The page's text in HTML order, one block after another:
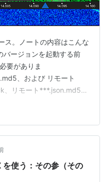
ス。ノートの内容はこんな
バージョンを起動する前
要がありま
、および リモート
、リモート***.json.md5
され、実際にゼロから書
ウェア・モジュール間の
モジュールは、ソフトウ
のです。 このモジュール
基…使う：その参（その